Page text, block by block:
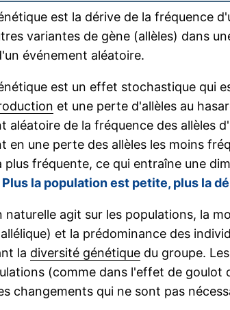
est la dérive de la fréquence
variantes de gène (allèles) dans
événement aléatoire.
est un effet stochastique qui
et une perte d'allèles au
aléatoire de la fréquence des allèles
en une perte des allèles les moins
plus fréquente, ce qui entraîne une
Plus la population est petite, plus la
naturelle agit sur les populations, la
et la prédominance des
la diversité génétique du groupe.
(comme dans l'effet de
changements qui ne sont pas